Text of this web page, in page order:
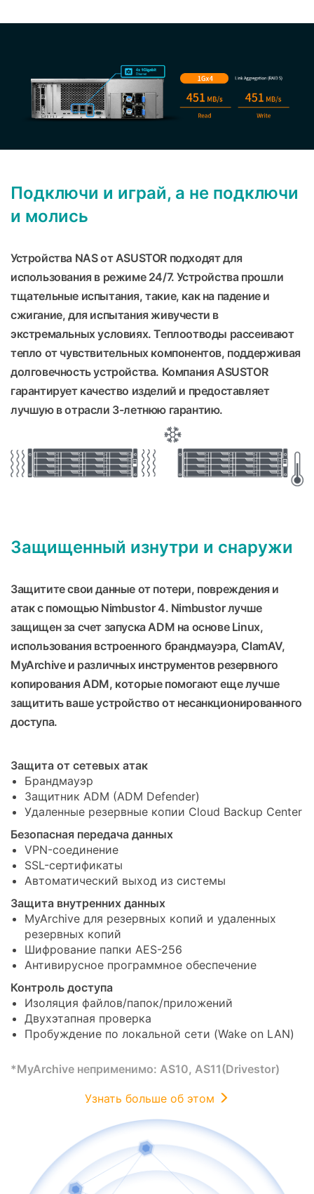
Подключи и играй, а не подключи
и молись
Устройства NAS от ASUSTOR подходят для
использования в режиме 24/7. Устройства прошли
тщательные испытания, такие, как на падение и
сжигание, для испытания живучести в
экстремальных условиях. Теплоотводы рассеивают
тепло от чувствительных компонентов, поддерживая
долговечность устройства. Компания ASUSTOR
гарантирует качество изделий и предоставляет
лучшую в отрасли 3-летнюю гарантию.
Защищенный изнутри и снаружи
Защитите свои данные от потери, повреждения и
атак с помощью Nimbustor 4. Nimbustor лучше
защищен за счет запуска ADM на основе Linux,
использования встроенного брандмауэра, ClamAV,
MyArchive и различных инструментов резервного
копирования ADM, которые помогают еще лучше
защитить ваше устройство от несанкционированного
доступа.
Защита от сетевых атак
Брандмауэр
Защитник ADM (ADM Defender)
Удаленные резервные копии Cloud Backup Center
Безопасная передача данных
VPN-соединение
SSL-сертификаты
Автоматический выход из системы
Защита внутренних данных
MyArchive для резервных копий и удаленных
резервных копий
Шифрование папки AES-256
Антивирусное программное обеспечение
Контроль доступа
Изоляция файлов/папок/приложений
Двухэтапная проверка
Пробуждение по локальной сети (Wake on LAN)
*MyArchive неприменимо: AS10, AS11(Drivestor)
Узнать больше об этом